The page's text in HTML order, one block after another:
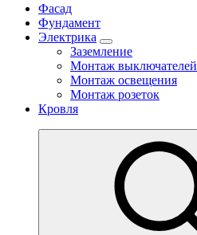
Фасад
Фундамент
Электрика
Заземление
Монтаж выключателей
Монтаж освещения
Монтаж розеток
Кровля